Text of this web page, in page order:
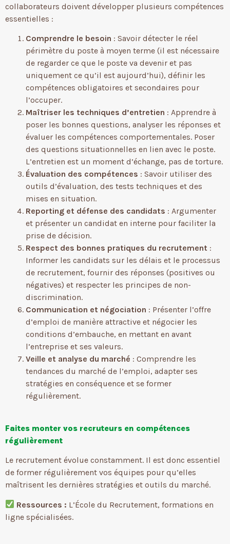
collaborateurs doivent développer plusieurs compétences
essentielles :
Comprendre le besoin : Savoir détecter le réel
périmètre du poste à moyen terme (il est nécessaire
de regarder ce que le poste va devenir et pas
uniquement ce qu’il est aujourd’hui), définir les
compétences obligatoires et secondaires pour
l’occuper.
Maîtriser les techniques d’entretien : Apprendre à
poser les bonnes questions, analyser les réponses et
évaluer les compétences comportementales. Poser
des questions situationnelles en lien avec le poste.
L’entretien est un moment d’échange, pas de torture.
Évaluation des compétences : Savoir utiliser des
outils d’évaluation, des tests techniques et des
mises en situation.
Reporting et défense des candidats : Argumenter
et présenter un candidat en interne pour faciliter la
prise de décision.
Respect des bonnes pratiques du recrutement :
Informer les candidats sur les délais et le processus
de recrutement, fournir des réponses (positives ou
négatives) et respecter les principes de non-
discrimination.
Communication et négociation : Présenter l’offre
d’emploi de manière attractive et négocier les
conditions d’embauche, en mettant en avant
l’entreprise et ses valeurs.
Veille et analyse du marché : Comprendre les
tendances du marché de l’emploi, adapter ses
stratégies en conséquence et se former
régulièrement.
Faites monter vos recruteurs en compétences
régulièrement
Le recrutement évolue constamment. Il est donc essentiel
de former régulièrement vos équipes pour qu’elles
maîtrisent les dernières stratégies et outils du marché.
Ressources : L’École du Recrutement, formations en
ligne spécialisées.